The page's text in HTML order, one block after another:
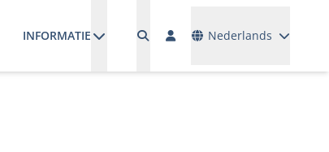
INFORMATIE Nederlands